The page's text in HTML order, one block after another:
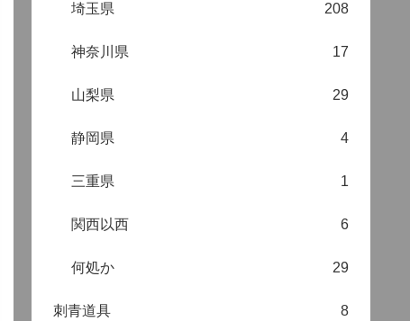
埼玉県 208
神奈川県 17
山梨県 29
静岡県 4
三重県 1
関西以西 6
何処か 29
刺青道具 8